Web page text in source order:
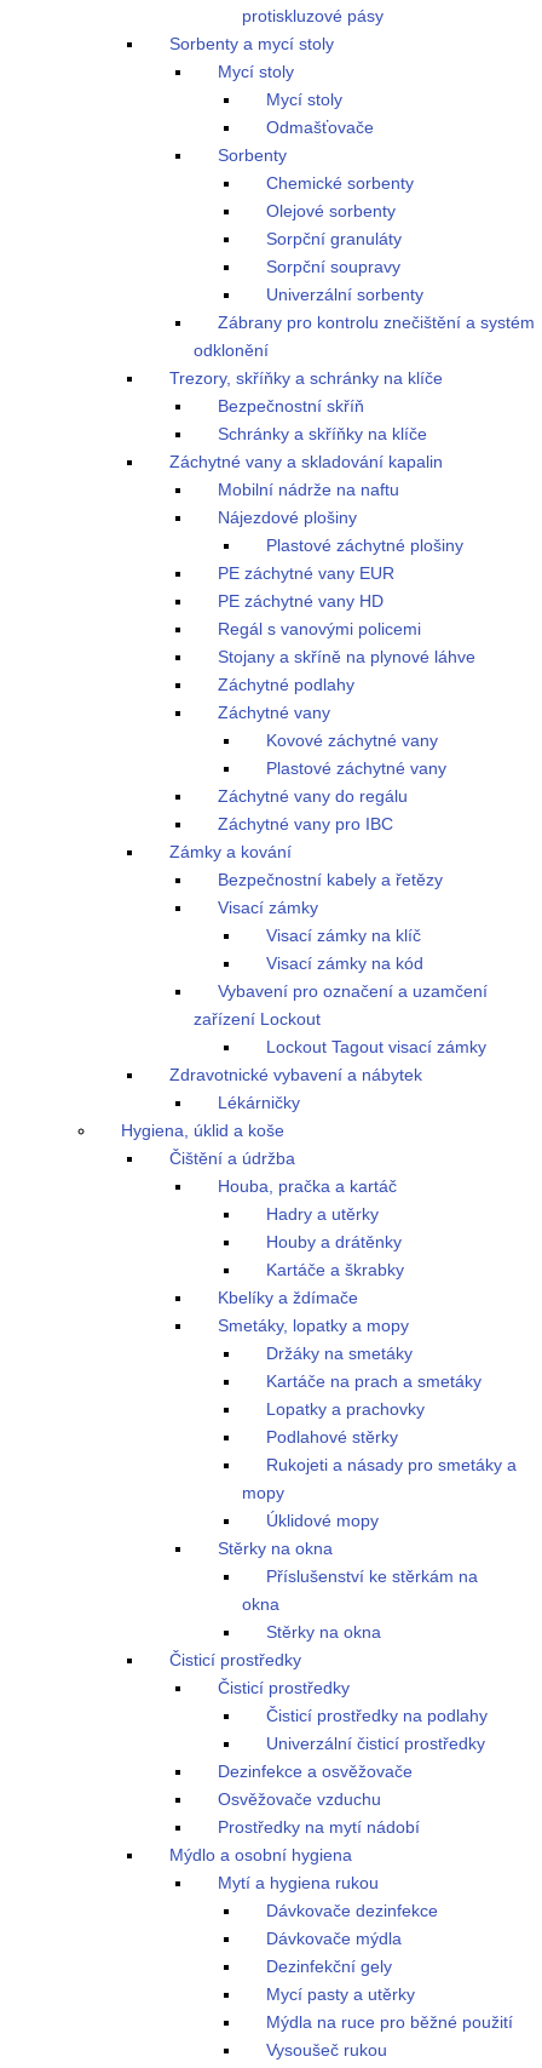
protiskluzové pásy
Sorbenty a mycí stoly
Mycí stoly
Mycí stoly
Odmašťovače
Sorbenty
Chemické sorbenty
Olejové sorbenty
Sorpční granuláty
Sorpční soupravy
Univerzální sorbenty
Zábrany pro kontrolu znečištění a systém
odklonění
Trezory, skříňky a schránky na klíče
Bezpečnostní skříň
Schránky a skříňky na klíče
Záchytné vany a skladování kapalin
Mobilní nádrže na naftu
Nájezdové plošiny
Plastové záchytné plošiny
PE záchytné vany EUR
PE záchytné vany HD
Regál s vanovými policemi
Stojany a skříně na plynové láhve
Záchytné podlahy
Záchytné vany
Kovové záchytné vany
Plastové záchytné vany
Záchytné vany do regálu
Záchytné vany pro IBC
Zámky a kování
Bezpečnostní kabely a řetězy
Visací zámky
Visací zámky na klíč
Visací zámky na kód
Vybavení pro označení a uzamčení
zařízení Lockout
Lockout Tagout visací zámky
Zdravotnické vybavení a nábytek
Lékárničky
Hygiena, úklid a koše
Čištění a údržba
Houba, pračka a kartáč
Hadry a utěrky
Houby a drátěnky
Kartáče a škrabky
Kbelíky a ždímače
Smetáky, lopatky a mopy
Držáky na smetáky
Kartáče na prach a smetáky
Lopatky a prachovky
Podlahové stěrky
Rukojeti a násady pro smetáky a
mopy
Úklidové mopy
Stěrky na okna
Příslušenství ke stěrkám na
okna
Stěrky na okna
Čisticí prostředky
Čisticí prostředky
Čisticí prostředky na podlahy
Univerzální čisticí prostředky
Dezinfekce a osvěžovače
Osvěžovače vzduchu
Prostředky na mytí nádobí
Mýdlo a osobní hygiena
Mytí a hygiena rukou
Dávkovače dezinfekce
Dávkovače mýdla
Dezinfekční gely
Mycí pasty a utěrky
Mýdla na ruce pro běžné použití
Vysoušeč rukou